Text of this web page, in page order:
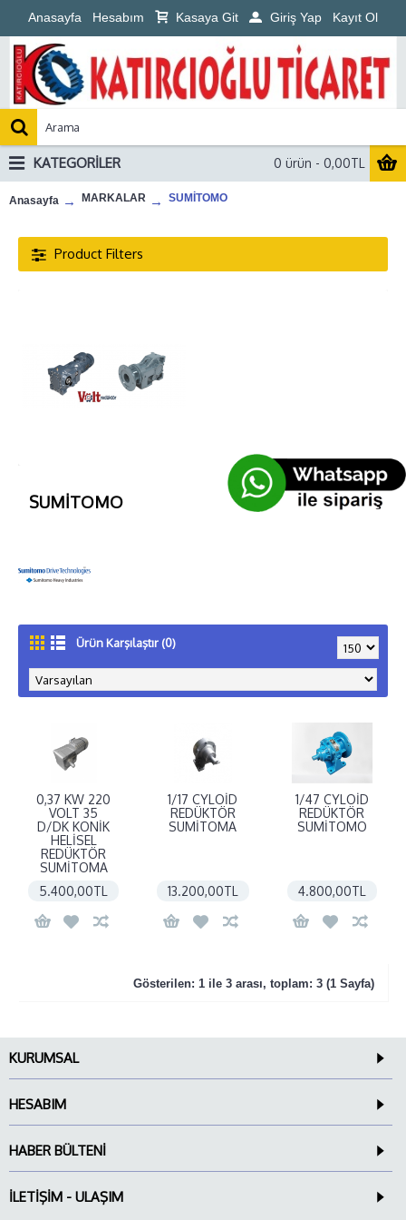
Anasayfa Hesabım Kasaya Git Giriş Yap Kayıt Ol
0 ürün - 0,00TL
KATEGORILER
Anasayfa MARKALAR SUMİTOMO
Product Filters
SUMİTOMO
Ürün Karşılaştır (0)
0,37 KW 220
VOLT 35
D/DK KONİK
HELİSEL
REDÜKTÖR
SUMİTOMA
5.400,00TL
1/17 CYLOİD
REDÜKTÖR
SUMİTOMA
13.200,00TL
1/47 CYLOİD
REDÜKTÖR
SUMİTOMO
4.800,00TL
Gösterilen: 1 ile 3 arası, toplam: 3 (1 Sayfa)
KURUMSAL
HESABIM
HABER BÜLTENI
İLETIŞIM - ULAŞIM